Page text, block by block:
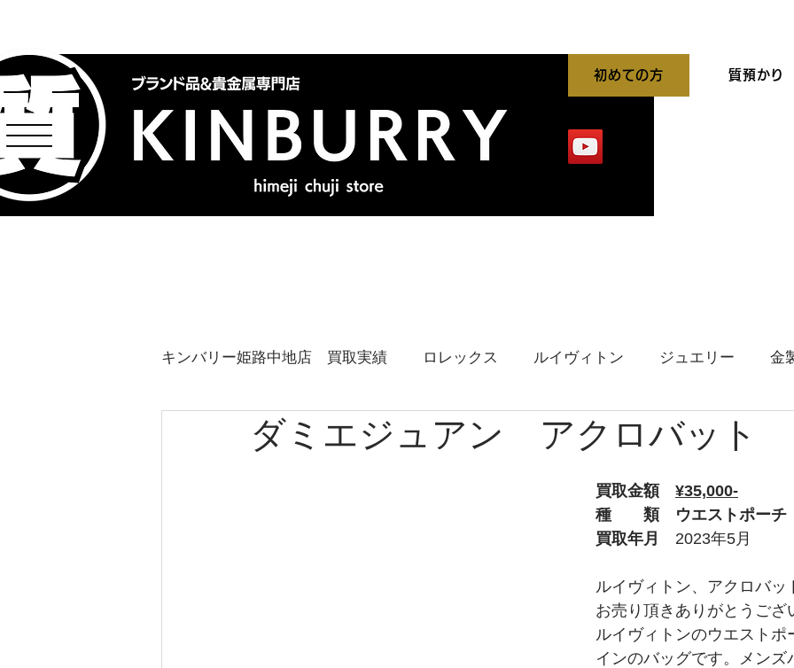
初めての方 質預かり
キンバリー姫路中地店 買取実績 ロレックス ルイヴィトン ジュエリー 金
エルメス カルティエ ブルガリ 時計 グッチ バーバリー
チューダー トムフォード
タグホイヤー ロエベ
ダミエジュアン アクロバット
買取金額 ¥35,000-
種　　類　ウエストポーチ
買取年月 2023年5月
ルイヴィトン、アクロバッ
お売り頂きありがとうござ
ルイヴィトンのウエストポ
インのバッグです。メンズ